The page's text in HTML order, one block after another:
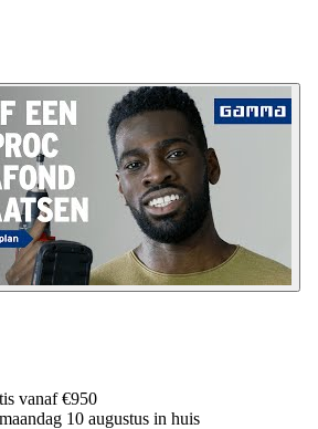
vanaf €950
10 augustus in huis